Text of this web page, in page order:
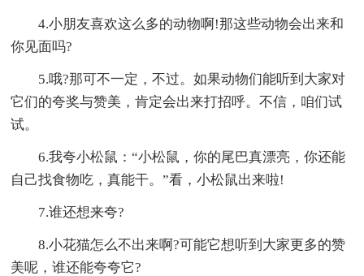
4.小朋友喜欢这么多的动物啊!那这些动物会出来和
你见面吗?
5.哦?那可不一定，不过。如果动物们能听到大家对
它们的夸奖与赞美，肯定会出来打招呼。不信，咱们试
试。
6.我夸小松鼠：“小松鼠，你的尾巴真漂亮，你还能
自己找食物吃，真能干。”看，小松鼠出来啦!
7.谁还想来夸?
8.小花猫怎么不出来啊?可能它想听到大家更多的赞
美呢，谁还能夸夸它?